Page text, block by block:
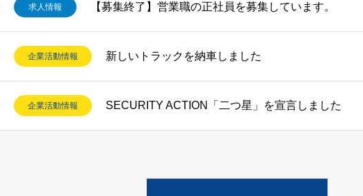
求人情報 【募集終了】営業職の正社員を募集しています。
企業活動情報 新しいトラックを納車しました
企業活動情報 SECURITY ACTION「二つ星」を宣言しました